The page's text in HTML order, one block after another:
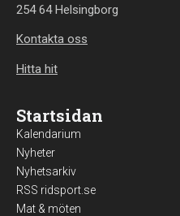
254 64 Helsingborg
Kontakta oss
Hitta hit
Startsidan
Kalendarium
Nyheter
Nyhetsarkiv
RSS ridsport.se
Mat & möten